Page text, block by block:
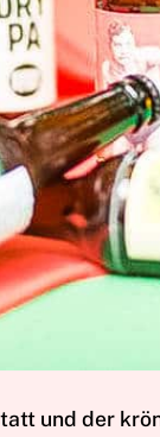
und der